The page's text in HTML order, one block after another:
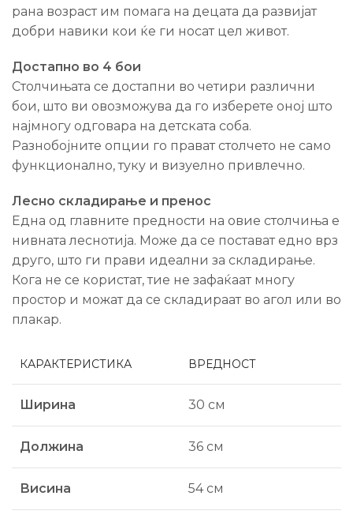
рана возраст им помага на децата да развијат
добри навики кои ќе ги носат цел живот.
Достапно во 4 бои
Столчињата се достапни во четири различни
бои, што ви овозможува да го изберете оној што
најмногу одговара на детската соба.
Разнобојните опции го прават столчето не само
функционално, туку и визуелно привлечно.
Лесно складирање и пренос
Една од главните предности на овие столчиња е
нивната леснотија. Може да се постават едно врз
друго, што ги прави идеални за складирање.
Кога не се користат, тие не зафаќаат многу
простор и можат да се складираат во агол или во
плакар.
КАРАКТЕРИСТИКА ВРЕДНОСТ
Ширина 30 см
Должина 36 см
Висина 54 см